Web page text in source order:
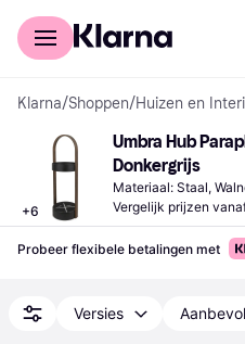
Voor shoppers
Klarna/Shoppen/Huizen en
+6
Umbra Hub
Donkergrijs
Materiaal: Staal,
Vergelijk prijzen
Probeer flexibele betalingen met
Versies